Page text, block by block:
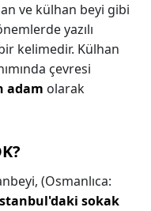
ve külhan beyi gibi
yazılı
kelimedir. Külhan
çevresi
adam olarak
(Osmanlıca:
sokak